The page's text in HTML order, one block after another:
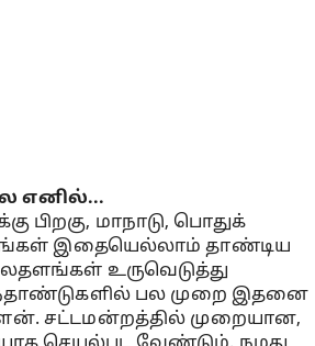
எனில்...
பிறகு, மாநாடு, பொதுக்
இதையெல்லாம் தாண்டிய
உருவெடுத்து
பல முறை இதனை
சட்டமன்றத்தில் முறையான,